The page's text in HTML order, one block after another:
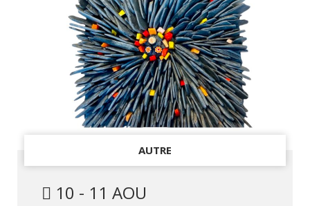
AUTRE
10 - 11 AOU